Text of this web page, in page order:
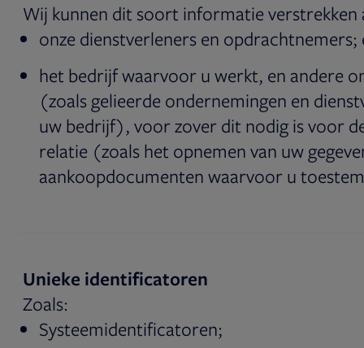
Wij kunnen dit soort informatie verstrekken
onze dienstverleners en opdrachtnemers;
het bedrijf waarvoor u werkt, en andere
(zoals gelieerde ondernemingen en
uw bedrijf), voor zover dit nodig is voor
relatie (zoals het opnemen van uw
aankoopdocumenten waarvoor u
Unieke identificatoren
Zoals:
Systeemidentificatoren;